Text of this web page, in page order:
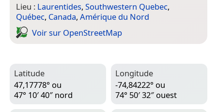
Lieu : Laurentides, Southwestern Quebec,
Québec, Canada, Amérique du Nord
Voir sur Open­Street­Map
Latitude
47,17778° ou
47° 10′ 40″ nord
Longitude
-74,84222° ou
74° 50′ 32″ ouest